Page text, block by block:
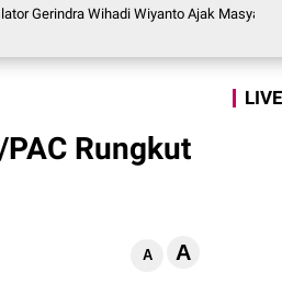
Wihadi Wiyanto Ajak Masyarakat
Rungkut
A A